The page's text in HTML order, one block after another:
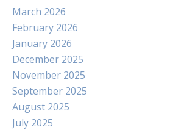
March 2026
February 2026
January 2026
December 2025
November 2025
September 2025
August 2025
July 2025